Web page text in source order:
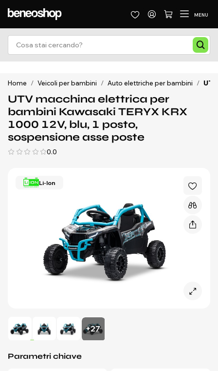
MENU
Home / Veicoli per bambini / Auto elettriche per bambini /
UTV macchina elettrica per
bambini Kawasaki TERYX KRX
1000 12V, blu, 1 posto,
sospensione asse poste
0.0
Li-Ion
+27
Parametri chiave